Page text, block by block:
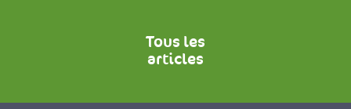
Tous les
articles